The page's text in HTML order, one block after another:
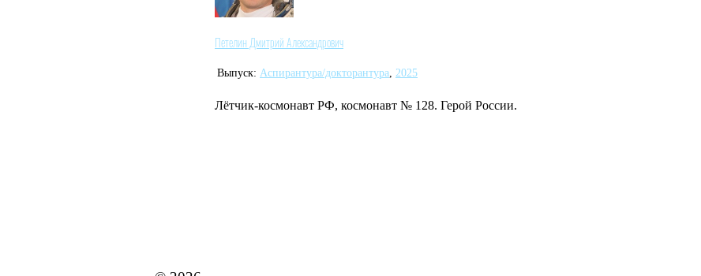
Петелин Дмитрий Александрович
Выпуск: Аспирантура/докторантура 2025
Лётчик-космонавт РФ, космонавт № 128. Герой России.